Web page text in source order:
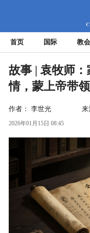
首页 国际 教会
故事 | 袁牧师
情，蒙上帝带
作者： 李世光 来
2026年01月15日 08:45